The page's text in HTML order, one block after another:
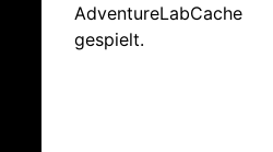
AdventureLabCache
gespielt.